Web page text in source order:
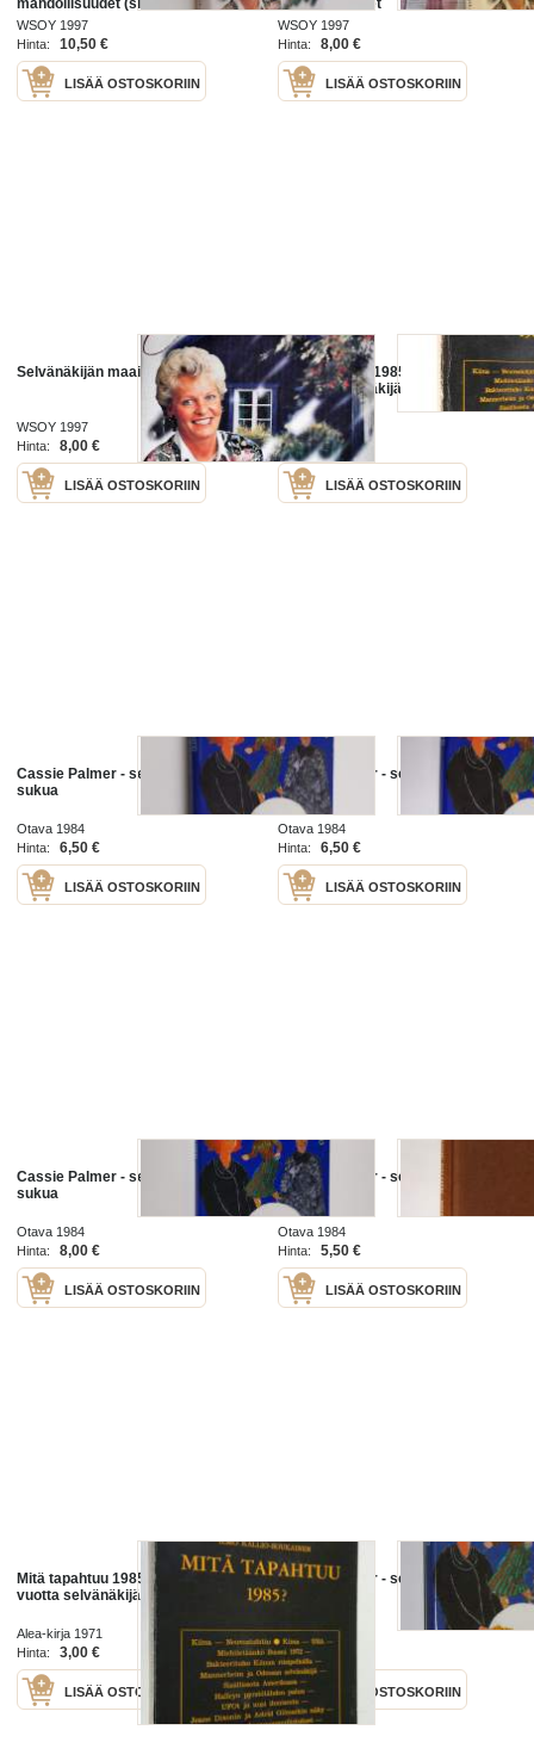
tekijän omiste)
WSOY 1997
Hinta:
10,50 €
LISÄÄ OSTOSKORIIN
WSOY 1997
Hinta:
8,00 €
LISÄÄ OSTOSKORIIN
Selvänäkijän maailmat
WSOY 1997
Hinta:
8,00 €
LISÄÄ OSTOSKORIIN
Mitä tapahtuu 1985 : Seuraavat 30
vuotta selvänäkijän silmin
Alea-kirja 1971
Hinta:
4,00 €
LISÄÄ OSTOSKORIIN
Cassie Palmer - selvänäkijän
sukua
Otava 1984
Hinta:
6,50 €
LISÄÄ OSTOSKORIIN
Cassie Palmer - selvänäkijän
sukua
Otava 1984
Hinta:
6,50 €
LISÄÄ OSTOSKORIIN
Cassie Palmer - selvänäkijän
sukua
Otava 1984
Hinta:
8,00 €
LISÄÄ OSTOSKORIIN
Cassie Palmer - selvänäkijän
sukua
Otava 1984
Hinta:
5,50 €
LISÄÄ OSTOSKORIIN
Mitä tapahtuu 1985 : Seuraavat 30
vuotta selvänäkijän silmin
Alea-kirja 1971
Hinta:
3,00 €
LISÄÄ OSTOSKORIIN
Cassie Palmer - selvänäkijän
sukua
Otava 1984
Hinta:
LISÄÄ OSTOSKORIIN